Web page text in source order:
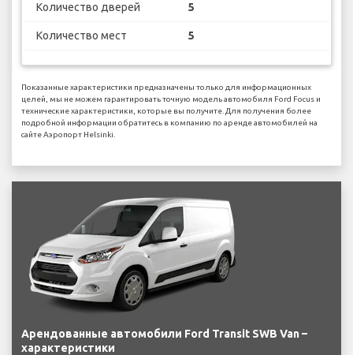
Количество дверей 5
Количество мест 5
Показанные характеристики предназначены только для информационных
целей, мы не можем гарантировать точную модель автомобиля Ford Focus и
технические характеристики, которые вы получите. Для получения более
подробной информации обратитесь в компанию по аренде автомобилей на
сайте Аэропорт Helsinki.
Арендованные автомобили Ford Transit SWB Van –
характеристики